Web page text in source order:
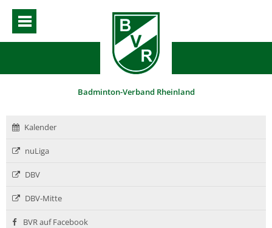
Badminton-Verband Rheinland
Kalender
nuLiga
DBV
DBV-Mitte
BVR auf Facebook